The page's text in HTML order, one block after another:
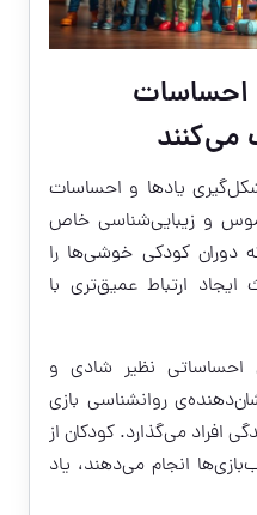
احساسات
می‌کنند
یادها و احساسات
و زیبایی‌شناسی خاص
دوران کودکی خوشی‌ها را
ارتباط عمیق‌تری با
احساساتی نظیر شادی و
روانشناسی بازی
افراد می‌گذارد. کودکان از
انجام می‌دهند، یاد